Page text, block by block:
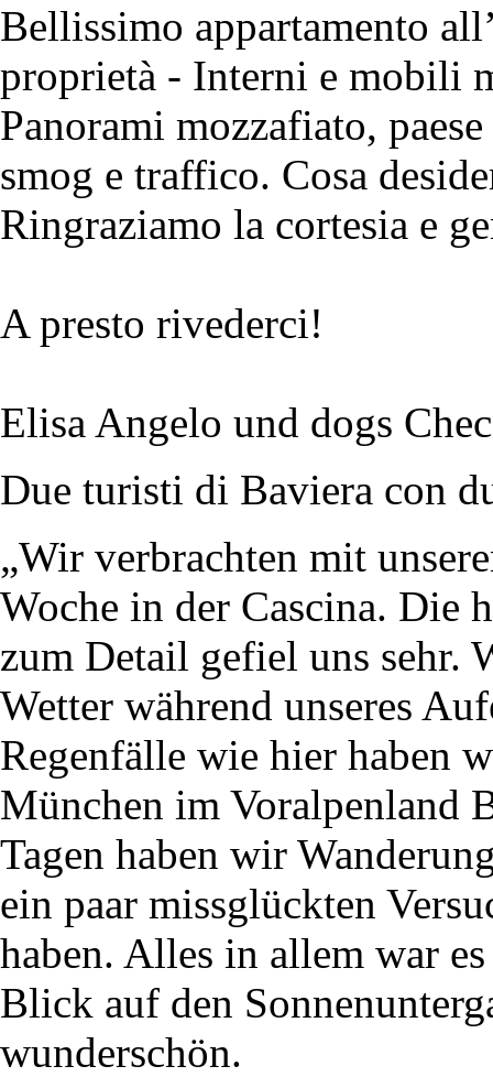
Bellissimo appartamento
proprietà - Interni e mobili
Panorami mozzafiato,
smog e traffico. Cosa
Ringraziamo la cortesia e
A presto rivederci!
Elisa Angelo und dogs
Due turisti di Baviera con
„Wir verbrachten mit
Woche in der Cascina. Die
zum Detail gefiel uns sehr.
Wetter während unseres
Regenfälle wie hier haben
München im Voralpenland
Tagen haben wir
ein paar missglückten
haben. Alles in allem war
Blick auf den
wunderschön.